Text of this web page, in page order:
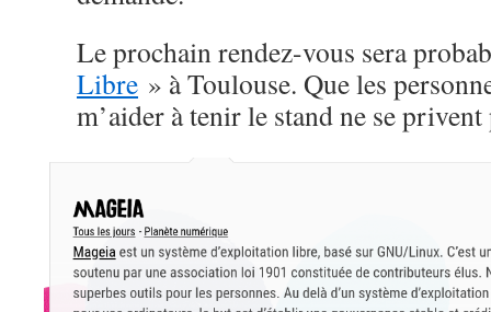
Le prochain rendez-vous sera
Libre » à Toulouse. Que les
m’aider à tenir le stand ne se privent